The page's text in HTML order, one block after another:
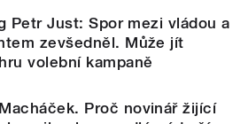
Petr Just: Spor mezi vládou a
zevšedněl. Může jít
volební kampaně
Proč novinář žijící